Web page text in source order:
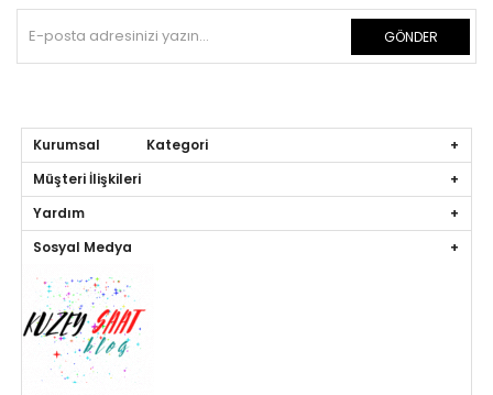
GÖNDER
Kurumsal Kategori
Müşteri İlişkileri
Yardım
Sosyal Medya